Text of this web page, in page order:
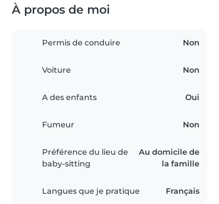
À propos de moi
Permis de conduire Non
Voiture Non
A des enfants Oui
Fumeur Non
Préférence du lieu de
baby-sitting
Au domicile de
la famille
Langues que je pratique Français